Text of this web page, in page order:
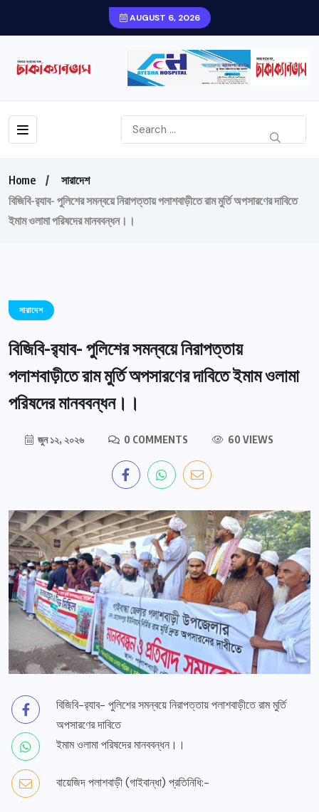
AUGUST 6, 2026
Home
সারাদেশ
বিজিবি-র‍্যাব- পুলিশের সমন্বয়ে নিরাপত্তায় পলাশবাড়ীতে রাম মুর্তি অপসারণের দাবিতে
ইমাম ওলামা পরিষদের মানববন্ধন।।
সারাদেশ
বিজিবি-র‍্যাব- পুলিশের সমন্বয়ে নিরাপত্তায়
পলাশবাড়ীতে রাম মুর্তি অপসারণের দাবিতে ইমাম ওলামা
পরিষদের মানববন্ধন।।
জুন ১২, ২০২৬ 0 COMMENTS 60 VIEWS
বিজিবি-র‍্যাব- পুলিশের সমন্বয়ে নিরাপত্তায় পলাশবাড়ীতে রাম মুর্তি
অপসারণের দাবিতে
ইমাম ওলামা পরিষদের মানববন্ধন।।
বায়েজিদ পলাশবাড়ী (গাইবান্ধা) প্রতিনিধি:-